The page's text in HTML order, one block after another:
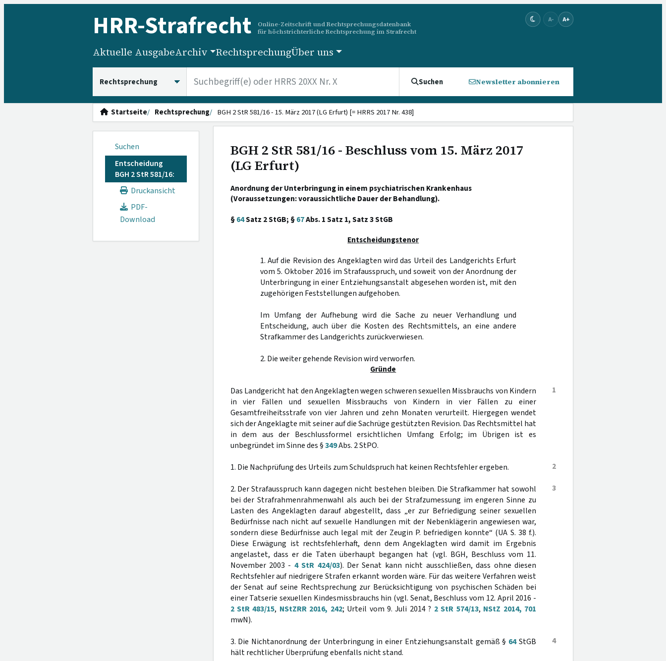
HRR-Strafrecht
Online-Zeitschrift und Rechtsprechungsdatenbank
für höchstrichterliche Rechtsprechung im Strafrecht
A- A+
Aktuelle AusgabeArchiv RechtsprechungÜber uns
Suchen Newsletter abonnieren
Startseite Rechtsprechung BGH 2 StR 581/16 - 15. März 2017 (LG Erfurt) [= HRRS 2017 Nr. 438]
Suchen
Entscheidung
BGH 2 StR 581/16:
Druckansicht
PDF-
Download
BGH 2 StR 581/16 - Beschluss vom 15. März 2017
(LG Erfurt)
Anordnung der Unterbringung in einem psychiatrischen Krankenhaus
(Voraussetzungen: voraussichtliche Dauer der Behandlung).
§64Satz 2 StGB; §67Abs. 1 Satz 1, Satz 3 StGB
Entscheidungstenor
1. Auf die Revision des Angeklagten wird das Urteil des Landgerichts Erfurt
vom 5. Oktober 2016 im Strafausspruch, und soweit von der Anordnung der
Unterbringung in einer Entziehungsanstalt abgesehen worden ist, mit den
zugehörigen Feststellungen aufgehoben.
Im Umfang der Aufhebung wird die Sache zu neuer Verhandlung und
Entscheidung, auch über die Kosten des Rechtsmittels, an eine andere
Strafkammer des Landgerichts zurückverwiesen.
2. Die weiter gehende Revision wird verworfen.
Gründe
1
Das Landgericht hat den Angeklagten wegen schweren sexuellen Missbrauchs von Kindern
in vier Fällen und sexuellen Missbrauchs von Kindern in vier Fällen zu einer
Gesamtfreiheitsstrafe von vier Jahren und zehn Monaten verurteilt. Hiergegen wendet
sich der Angeklagte mit seiner auf die Sachrüge gestützten Revision. Das Rechtsmittel hat
in dem aus der Beschlussformel ersichtlichen Umfang Erfolg; im Übrigen ist es
unbegründet im Sinne des §349Abs. 2 StPO.
2
1. Die Nachprüfung des Urteils zum Schuldspruch hat keinen Rechtsfehler ergeben.
3
2. Der Strafausspruch kann dagegen nicht bestehen bleiben. Die Strafkammer hat sowohl
bei der Strafrahmenrahmenwahl als auch bei der Strafzumessung im engeren Sinne zu
Lasten des Angeklagten darauf abgestellt, dass „er zur Befriedigung seiner sexuellen
Bedürfnisse nach nicht auf sexuelle Handlungen mit der Nebenklägerin angewiesen war,
sondern diese Bedürfnisse auch legal mit der Zeugin P. befriedigen konnte“ (UA S. 38 f.).
Diese Erwägung ist rechtsfehlerhaft, denn dem Angeklagten wird damit im Ergebnis
angelastet, dass er die Taten überhaupt begangen hat (vgl. BGH, Beschluss vom 11.
November 2003 - 4 StR 424/03). Der Senat kann nicht ausschließen, dass ohne diesen
Rechtsfehler auf niedrigere Strafen erkannt worden wäre. Für das weitere Verfahren weist
der Senat auf seine Rechtsprechung zur Berücksichtigung von psychischen Schäden bei
einer Tatserie sexuellen Kindesmissbrauchs hin (vgl. Senat, Beschluss vom 12. April 2016 -
2 StR 483/15, NStZRR 2016, 242; Urteil vom 9. Juli 2014 ? 2 StR 574/13, NStZ 2014, 701
mwN).
4
3. Die Nichtanordnung der Unterbringung in einer Entziehungsanstalt gemäß § 64StGB
hält rechtlicher Überprüfung ebenfalls nicht stand.